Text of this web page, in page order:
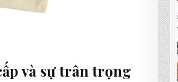
và sự trân trọng